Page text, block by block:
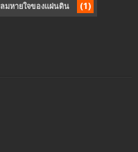
ลมหายใจของแผ่นดิน (1)